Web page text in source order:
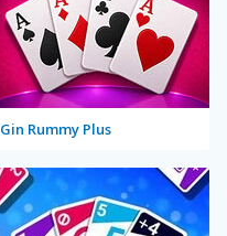
Gin Rummy Plus